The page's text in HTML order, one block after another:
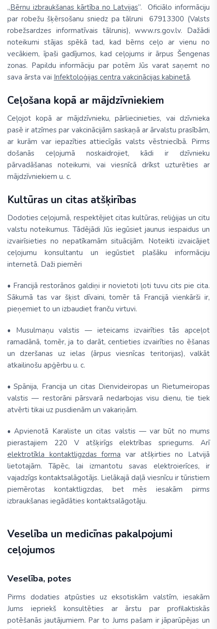
„Bērnu izbraukšanas kārtība no Latvijas”. Oficiālo informāciju
par robežu šķērsošanu sniedz pa tālruni 67913300 (Valsts
robežsardzes informatīvais tālrunis), www.rs.gov.lv. Dažādi
noteikumi stājas spēkā tad, kad bērns ceļo ar vienu no
vecākiem, īpaši gadījumos, kad ceļojums ir ārpus Šengenas
zonas. Papildu informāciju par potēm Jūs varat saņemt no
sava ārsta vai Infektoloģijas centra vakcinācijas kabinetā.
Ceļošana kopā ar mājdzīvniekiem
Ceļojot kopā ar mājdzīvnieku, pārliecinieties, vai dzīvnieka
pasē ir atzīmes par vakcinācijām saskaņā ar ārvalstu prasībām,
ar kurām var iepazīties attiecīgās valsts vēstniecībā. Pirms
došanās ceļojumā noskaidrojiet, kādi ir dzīvnieku
pārvadāšanas noteikumi, vai viesnīcā drīkst uzturēties ar
mājdzīvniekiem u. c.
Kultūras un citas atšķirības
Dodoties ceļojumā, respektējiet citas kultūras, reliģijas un citu
valstu noteikumus. Tādējādi Jūs iegūsiet jaunus iespaidus un
izvairīsieties no nepatīkamām situācijām. Noteikti izvaicājiet
ceļojumu konsultantu un iegūstiet plašāku informāciju
internetā. Daži piemēri
• Francijā restorānos galdiņi ir novietoti ļoti tuvu cits pie cita.
Sākumā tas var šķist dīvaini, tomēr tā Francijā vienkārši ir,
pieņemiet to un izbaudiet franču virtuvi.
• Musulmaņu valstis — ieteicams izvairīties tās apceļot
ramadānā, tomēr, ja to darāt, centieties izvairīties no ēšanas
un dzeršanas uz ielas (ārpus viesnīcas teritorijas), valkāt
atkailinošu apģērbu u. c.
• Spānija, Francija un citas Dienvideiropas un Rietumeiropas
valstis — restorāni pārsvarā nedarbojas visu dienu, tie tiek
atvērti tikai uz pusdienām un vakariņām.
• Apvienotā Karaliste un citas valstis — var būt no mums
pierastajiem 220 V atšķirīgs elektrības spriegums. Arī
elektrotīkla kontaktligzdas forma var atšķirties no Latvijā
lietotajām. Tāpēc, lai izmantotu savas elektroierīces, ir
vajadzīgs kontaktsalāgotājs. Lielākajā daļā viesnīcu ir tūristiem
piemērotas kontaktligzdas, bet mēs iesakām pirms
izbraukšanas iegādāties kontaktsalāgotāju.
Veselība un medicīnas pakalpojumi
ceļojumos
Veselība, potes
Pirms dodaties atpūsties uz eksotiskām valstīm, iesakām
Jums iepriekš konsultēties ar ārstu par profilaktiskās
potēšanās jautājumiem. Par to Jums pašam ir jāparūpējas un